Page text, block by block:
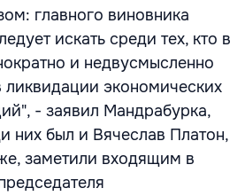
главного виновника
искать среди тех, кто в
и недвусмысленно
ликвидации экономических
- заявил Мандрабурка,
них был и Вячеслав Платон,
заметили входящим в